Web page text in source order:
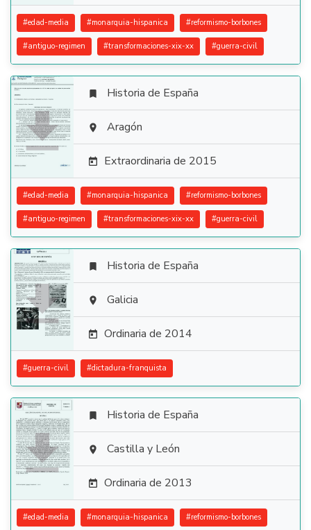
#edad-media #monarquia-hispanica #reformismo-borbones
#antiguo-regimen #transformaciones-xix-xx #guerra-civil

 Historia de España
 Aragón
 Extraordinaria de 2015
#edad-media #monarquia-hispanica #reformismo-borbones
#antiguo-regimen #transformaciones-xix-xx #guerra-civil

 Historia de España
 Galicia
 Ordinaria de 2014
#guerra-civil #dictadura-franquista

 Historia de España
 Castilla y León
 Ordinaria de 2013
#edad-media #monarquia-hispanica #reformismo-borbones